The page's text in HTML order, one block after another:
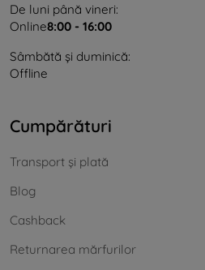
De luni până vineri:
Online8:00 - 16:00
Sâmbătă și duminică:
Offline
Cumpărături
Transport și plată
Blog
Cashback
Returnarea mărfurilor